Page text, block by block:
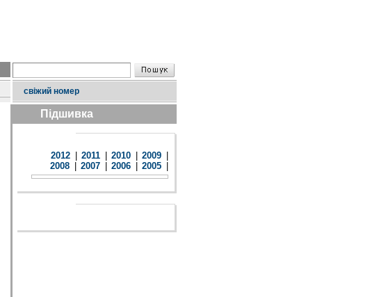
свіжий номер
Підшивка
2012 2011 2010 2009
2008
2007 2006 2005